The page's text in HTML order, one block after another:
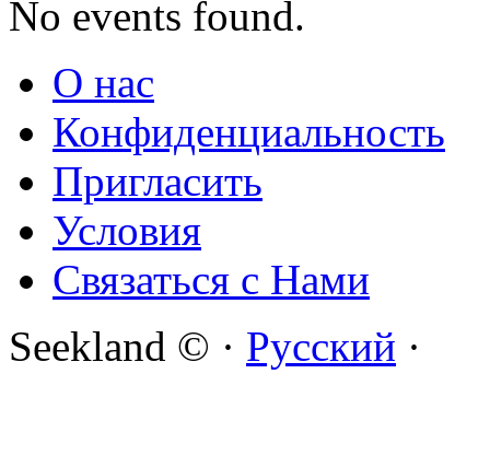
No events found.
О нас
Конфиденциальность
Пригласить
Условия
Связаться с Нами
Seekland © · Русский ·